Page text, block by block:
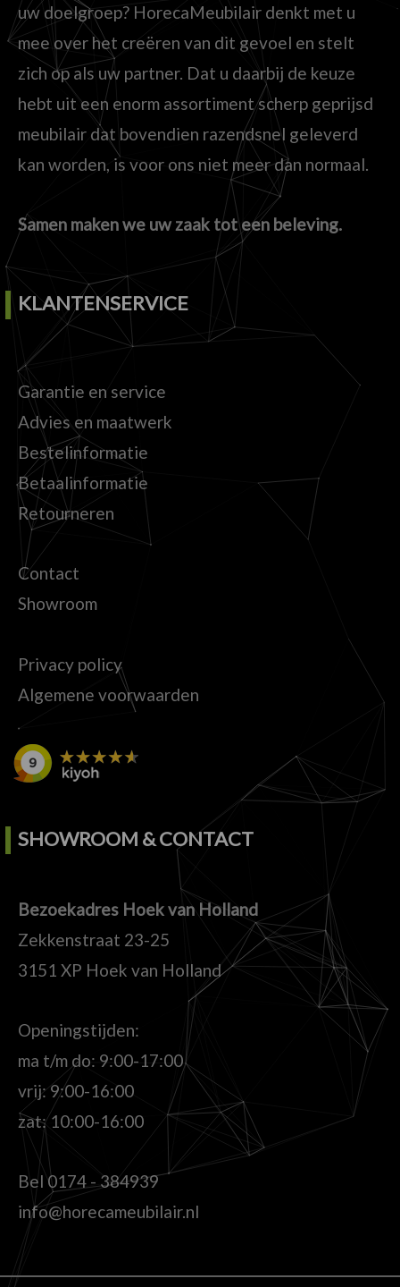
uw doelgroep? HorecaMeubilair denkt met u
mee over het creëren van dit gevoel en stelt
zich op als uw partner. Dat u daarbij de keuze
hebt uit een enorm assortiment scherp geprijsd
meubilair dat bovendien razendsnel geleverd
kan worden, is voor ons niet meer dan normaal.
Samen maken we uw zaak tot een beleving.
KLANTENSERVICE
Garantie en service
Advies en maatwerk
Bestelinformatie
Betaalinformatie
Retourneren
Contact
Showroom
Privacy policy
Algemene voorwaarden
SHOWROOM & CONTACT
Bezoekadres Hoek van Holland
Zekkenstraat 23-25
3151 XP Hoek van Holland
Openingstijden:
ma t/m do: 9:00-17:00
vrij: 9:00-16:00
zat: 10:00-16:00
Bel0174 - 384939
info@horecameubilair.nl